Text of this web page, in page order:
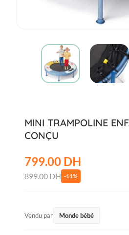
MINI TRAMPOLINE
CONÇU
799.00 DH
899.00 DH -11%
Vendu par Monde bébé